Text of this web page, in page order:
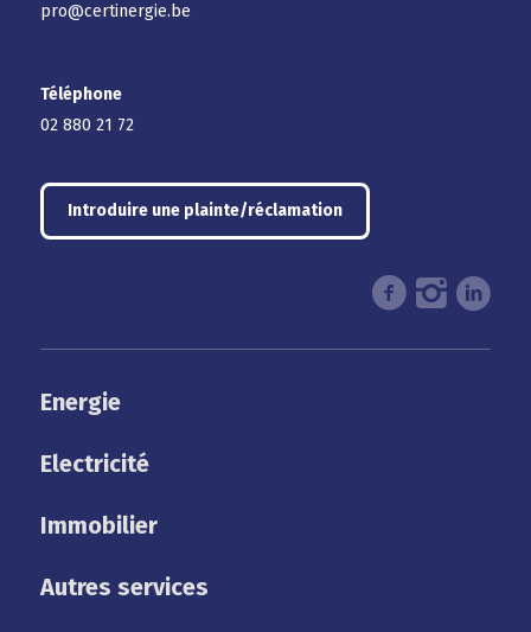
pro@certinergie.be
Téléphone
02 880 21 72
Introduire une plainte/réclamation
Energie
Electricité
Immobilier
Autres services